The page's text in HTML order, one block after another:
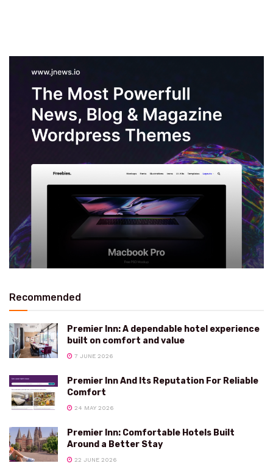
Recommended
Premier Inn: A dependable hotel experience
built on comfort and value
7 JUNE 2026
Premier Inn And Its Reputation For Reliable
Comfort
24 MAY 2026
Premier Inn: Comfortable Hotels Built
Around a Better Stay
22 JUNE 2026